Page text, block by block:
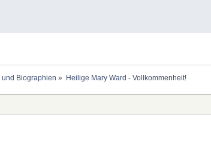
und Biographien » Heilige Mary Ward - Vollkommenheit!